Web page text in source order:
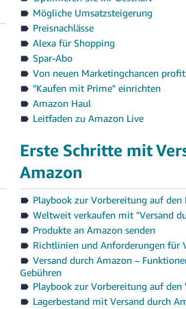
Mögliche Umsatzsteigerung
Preisnachlässe
Alexa für Shopping
Spar-Abo
Von neuen Marketingchancen
"Kaufen mit Prime" einrichten
Amazon Haul
Leitfaden zu Amazon Live
Erste Schritte mit
Amazon
Playbook zur Vorbereitung auf den
Weltweit verkaufen mit "Versand
Produkte an Amazon senden
Richtlinien und Anforderungen für
Versand durch Amazon –
Gebühren
Playbook zur Vorbereitung auf
Lagerbestand mit Versand durch